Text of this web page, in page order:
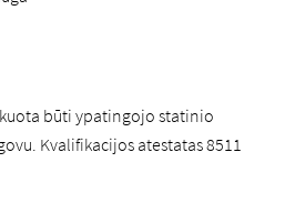
būti ypatingojo statinio
Kvalifikacijos atestatas 8511